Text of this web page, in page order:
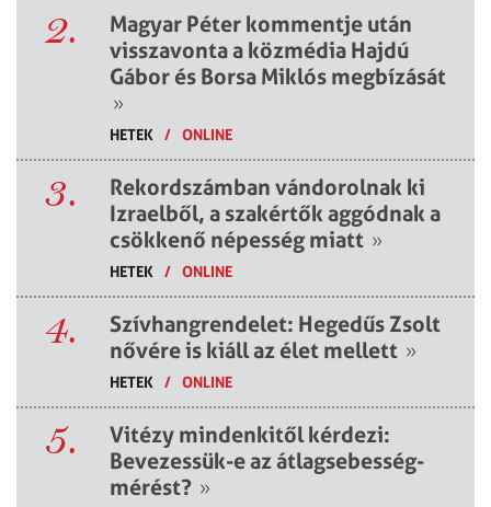
2.
Magyar Péter kommentje után
visszavonta a közmédia Hajdú
Gábor és Borsa Miklós megbízását
»
HETEK / ONLINE
3.
Rekordszámban vándorolnak ki
Izraelből, a szakértők aggódnak a
csökkenő népesség miatt »
HETEK / ONLINE
4.
Szívhangrendelet: Hegedűs Zsolt
nővére is kiáll az élet mellett »
HETEK / ONLINE
5.
Vitézy mindenkitől kérdezi:
Bevezessük-e az átlagsebesség-
mérést? »